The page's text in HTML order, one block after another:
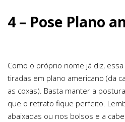
4 – Pose Plano
Como o próprio nome já diz,
tiradas em plano americano (da
as coxas). Basta manter a
que o retrato fique perfeito.
abaixadas ou nos bolsos e a